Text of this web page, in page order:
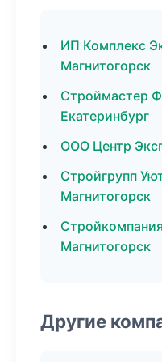
ИП Комплекс
Магнитогорск
Строймастер
Екатеринбург
ООО Центр
Стройгрупп
Магнитогорск
Магнитогорск
Другие